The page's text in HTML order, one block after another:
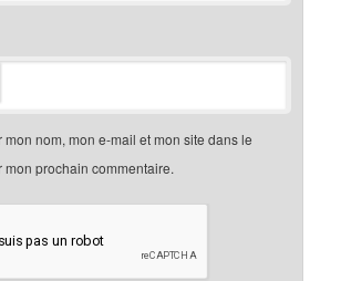
mon nom, mon e-mail et mon site dans le
prochain commentaire.